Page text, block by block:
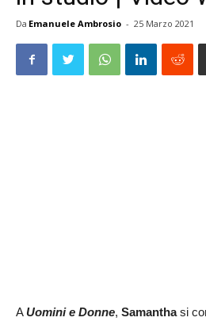
Da Emanuele Ambrosio - 25 Marzo 2021
AUomini e Donne, Samanthasi